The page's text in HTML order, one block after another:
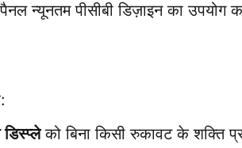
पैनल न्यूनतम पीसीबी डिज़ाइन का
डिस्प्ले को बिना किसी रुकावट के शक्ति